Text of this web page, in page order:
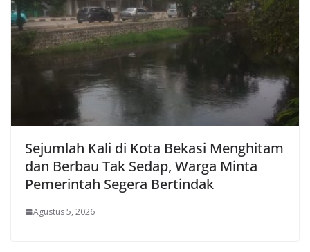
Sejumlah Kali di Kota Bekasi Menghitam
dan Berbau Tak Sedap, Warga Minta
Pemerintah Segera Bertindak
Agustus 5, 2026